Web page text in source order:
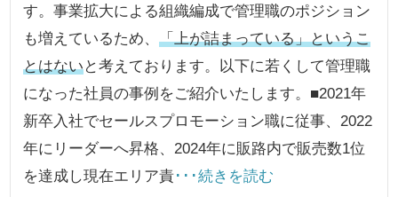
す。事業拡大による組織編成で管理職のポジション
も増えているため、「上が詰まっている」というこ
とはないと考えております。以下に若くして管理職
になった社員の事例をご紹介いたします。■2021年
新卒入社でセールスプロモーション職に従事、2022
年にリーダーへ昇格、2024年に販路内で販売数1位
を達成し現在エリア責･･･続きを読む